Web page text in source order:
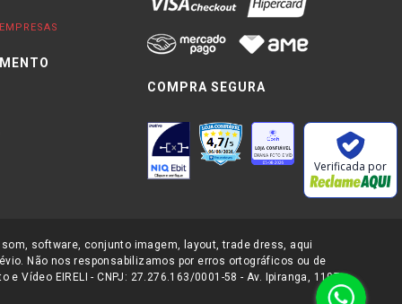
COMPRA SEGURA
Verificada por
software, conjunto imagem, layout, trade dress, aqui
Não nos responsabilizamos por erros ortográficos ou de
EIRELI - CNPJ: 27.276.163/0001-58 - Av. Ipiranga, 1107-